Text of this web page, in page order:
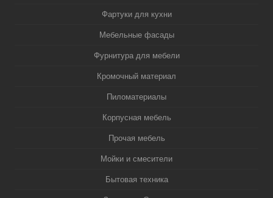
Фартуки для кухни
Мебельные фасады
Фурнитура для мебели
Кромочный материал
Пиломатериалы
Корпусная мебель
Прочая мебель
Мойки и смесители
Бытовая техника